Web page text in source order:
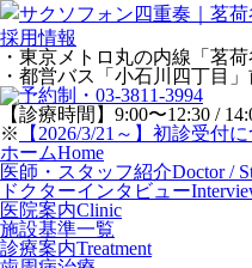
採用情報
・東京メトロ丸の内線「茗
・都営バス「小石川四丁目
【診療時間】9:00〜12:30 /
※
【2026/3/21～】初診受付
ホームHome
医師・スタッフ紹介Doctor /
ドクターインタビュー
医院案内Clinic
施設基準一覧
診療案内Treatment